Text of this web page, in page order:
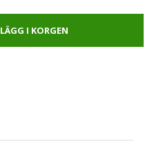
LÄGG I KORGEN